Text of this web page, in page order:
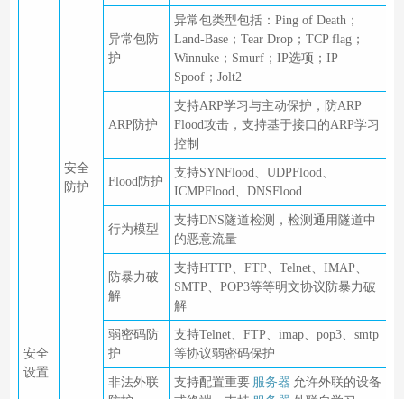
安全
设置
安全
防护
异常包防
护
异常包类型包括：Ping of Death；
Land-Base；Tear Drop；TCP flag；
Winnuke；Smurf；IP选项；IP
Spoof；Jolt2
ARP防护
支持ARP学习与主动保护，防ARP
Flood攻击，支持基于接口的ARP学习
控制
Flood防护
支持SYNFlood、UDPFlood、
ICMPFlood、DNSFlood
行为模型
支持DNS隧道检测，检测通用隧道中
的恶意流量
防暴力破
解
支持HTTP、FTP、Telnet、IMAP、
SMTP、POP3等等明文协议防暴力破
解
弱密码防
护
支持Telnet、FTP、imap、pop3、smtp
等协议弱密码保护
非法外联
支持配置重要 服务器 允许外联的设备